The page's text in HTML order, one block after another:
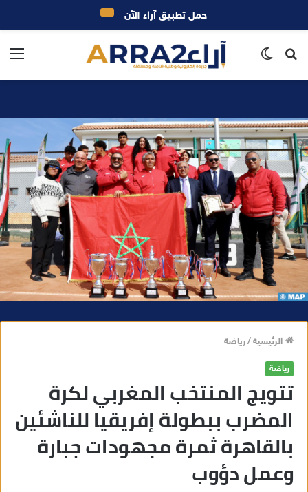
بحث
الرئيسية/رياضة
رياضة
تتويج المنتخب المغربي لكرة
المضرب ببطولة إفريقيا للناشئين
بالقاهرة ثمرة مجهودات جبارة
وعمل دؤوب
حمل تطبيق آراء الآن